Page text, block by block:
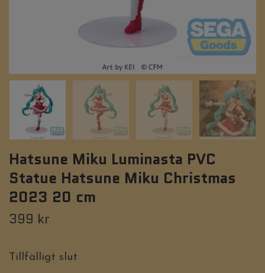
Hatsune Miku Luminasta PVC
Statue Hatsune Miku Christmas
2023 20 cm
399 kr
Tillfälligt slut